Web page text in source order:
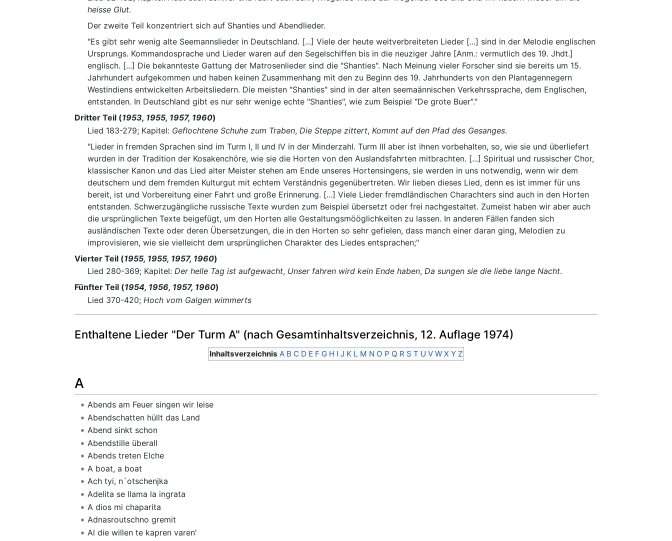
heisse Glut.
Der zweite Teil konzentriert sich auf Shanties und Abendlieder.
"Es gibt sehr wenig alte Seemannslieder in Deutschland. [...] Viele der heute weitverbreiteten Lieder [...] sind in der Melodie englischen
Ursprungs. Kommandosprache und Lieder waren auf den Segelschiffen bis in die neuziger Jahre [Anm.: vermutlich des 19. Jhdt.]
englisch. [...] Die bekannteste Gattung der Matrosenlieder sind die "Shanties". Nach Meinung vieler Forscher sind sie bereits um 15.
Jahrhundert aufgekommen und haben keinen Zusammenhang mit den zu Beginn des 19. Jahrhunderts von den Plantagennegern
Westindiens entwickelten Arbeitsliedern. Die meisten "Shanties" sind in der alten seemaännischen Verkehrssprache, dem Englischen,
entstanden. In Deutschland gibt es nur sehr wenige echte "Shanties", wie zum Beispiel "De grote Buer"."
Dritter Teil (1953, 1955, 1957, 1960)
Lied 183-279; Kapitel: Geflochtene Schuhe zum Traben, Die Steppe zittert, Kommt auf den Pfad des Gesanges.
"Lieder in fremden Sprachen sind im Turm I, II und IV in der Minderzahl. Turm III aber ist ihnen vorbehalten, so, wie sie und überliefert
wurden in der Tradition der Kosakenchöre, wie sie die Horten von den Auslandsfahrten mitbrachten. [...] Spiritual und russischer Chor,
klassischer Kanon und das Lied alter Meister stehen am Ende unseres Hortensingens, sie werden in uns notwendig, wenn wir dem
deutschern und dem fremden Kulturgut mit echtem Verständnis gegenübertreten. Wir lieben dieses Lied, denn es ist immer für uns
bereit, ist und Vorbereitung einer Fahrt und große Erinnerung. [...] Viele Lieder fremdländischen Charachters sind auch in den Horten
entstanden. Schwerzugängliche russische Texte wurden zum Beispiel übersetzt oder frei nachgestaltet. Zumeist haben wir aber auch
die ursprünglichen Texte beigefügt, um den Horten alle Gestaltungsmööglichkeiten zu lassen. In anderen Fällen fanden sich
ausländischen Texte oder deren Übersetzungen, die in den Horten so sehr gefielen, dass manch einer daran ging, Melodien zu
improvisieren, wie sie vielleicht dem ursprünglichen Charakter des Liedes entsprachen;"
Vierter Teil (1955, 1955, 1957, 1960)
Lied 280-369; Kapitel: Der helle Tag ist aufgewacht, Unser fahren wird kein Ende haben, Da sungen sie die liebe lange Nacht.
Fünfter Teil (1954, 1956, 1957, 1960)
Lied 370-420; Hoch vom Galgen wimmerts
Enthaltene Lieder "Der Turm A" (nach Gesamtinhaltsverzeichnis, 12. Auflage 1974)
Inhaltsverzeichnis A B C D E F G H I J K L M N O P Q R S T U V W X Y Z
A
Abends am Feuer singen wir leise
Abendschatten hüllt das Land
Abend sinkt schon
Abendstille überall
Abends treten Elche
A boat, a boat
Ach tyi, n´otschenjka
Adelita se llama la ingrata
A dios mi chaparita
Adnasroutschno gremit
Al die willen te kapren varen'